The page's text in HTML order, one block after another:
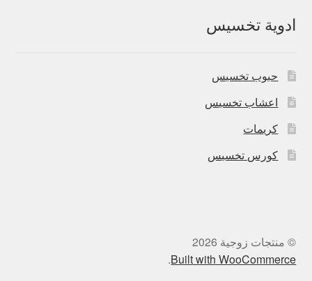
ادوية تخسيس
حبوب تخسيس
اعشاب تخسيس
كريمات
كورس تخسيس
© منتجات زوجية 2026
Built with WooCommerce
.